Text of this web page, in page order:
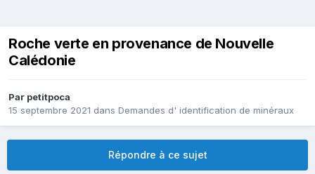
Roche verte en provenance de Nouvelle
Calédonie
Par petitpoca
15 septembre 2021 dans Demandes d' identification de minéraux
Répondre à ce sujet